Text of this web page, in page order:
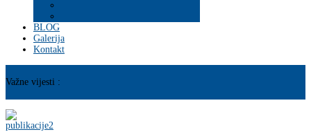
BLOG
Galerija
Kontakt
Važne vijesti :